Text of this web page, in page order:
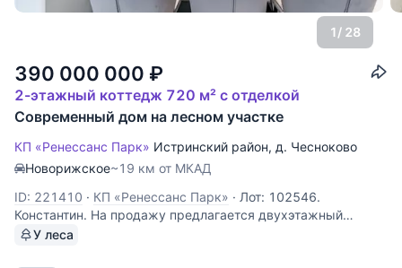
1/ 28
390 000 000 ₽
2-этажный коттедж 720 м² с отделкой
Современный дом на лесном участке
КП «Ренессанс Парк» Истринский район, д. Чесноково
Новорижское~19 км от МКАД
ID: 221410 · КП «Ренессанс Парк» · Лот: 102546.
Константин. На продажу предлагается двухэтажный
загородный дом "под ключ частично с мебелью",
У леса